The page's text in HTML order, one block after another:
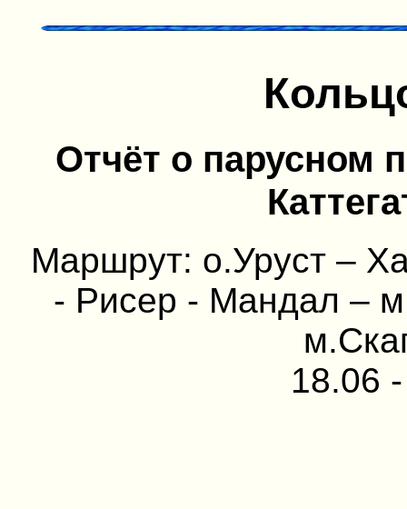
Отчёт о парусном
Маршрут: о.Уруст –
- Рисер - Мандал –
18.06